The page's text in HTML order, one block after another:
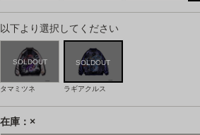
以下より選択してください
タマミツネ ラギアクルス
在庫：×